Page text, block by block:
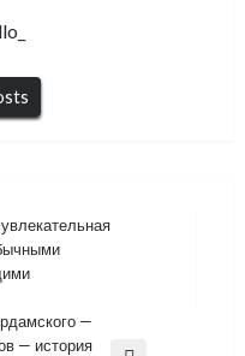
—
— история